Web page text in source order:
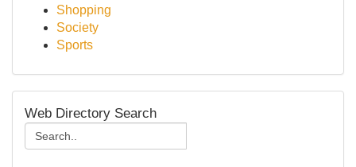
Shopping
Society
Sports
Web Directory Search